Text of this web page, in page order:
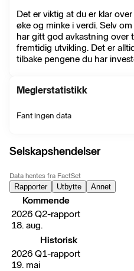
Det er viktig at du er klar
øke og minke i verdi. Selv
har gitt god avkastning over
fremtidig utvikling. Det er
tilbake pengene du har
Meglerstatistikk
Fant ingen data
Selskapshendelser
Data hentes fra FactSet
Rapporter Utbytte Annet
Kommende
2026 Q2-rapport
18. aug.
Historisk
2026 Q1-rapport
19. mai